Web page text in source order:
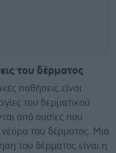
του δέρματος
παθήσεις είναι
του δερματικού
από ουσίες που
νεύρα του δέρματος. Μια
του δέρματος είναι η